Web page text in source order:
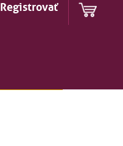
Registrovať